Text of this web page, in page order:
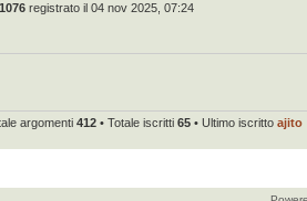
1076 registrato il 04 nov 2025, 07:24
argomenti 412 • Totale iscritti 65 • Ultimo iscritto ajito